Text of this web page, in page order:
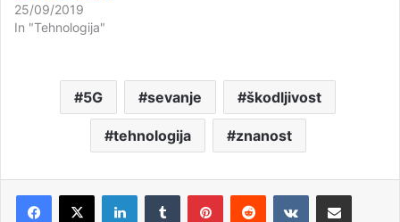
25/09/2019
In "Tehnologija"
5G sevanje škodljivost
tehnologija znanost